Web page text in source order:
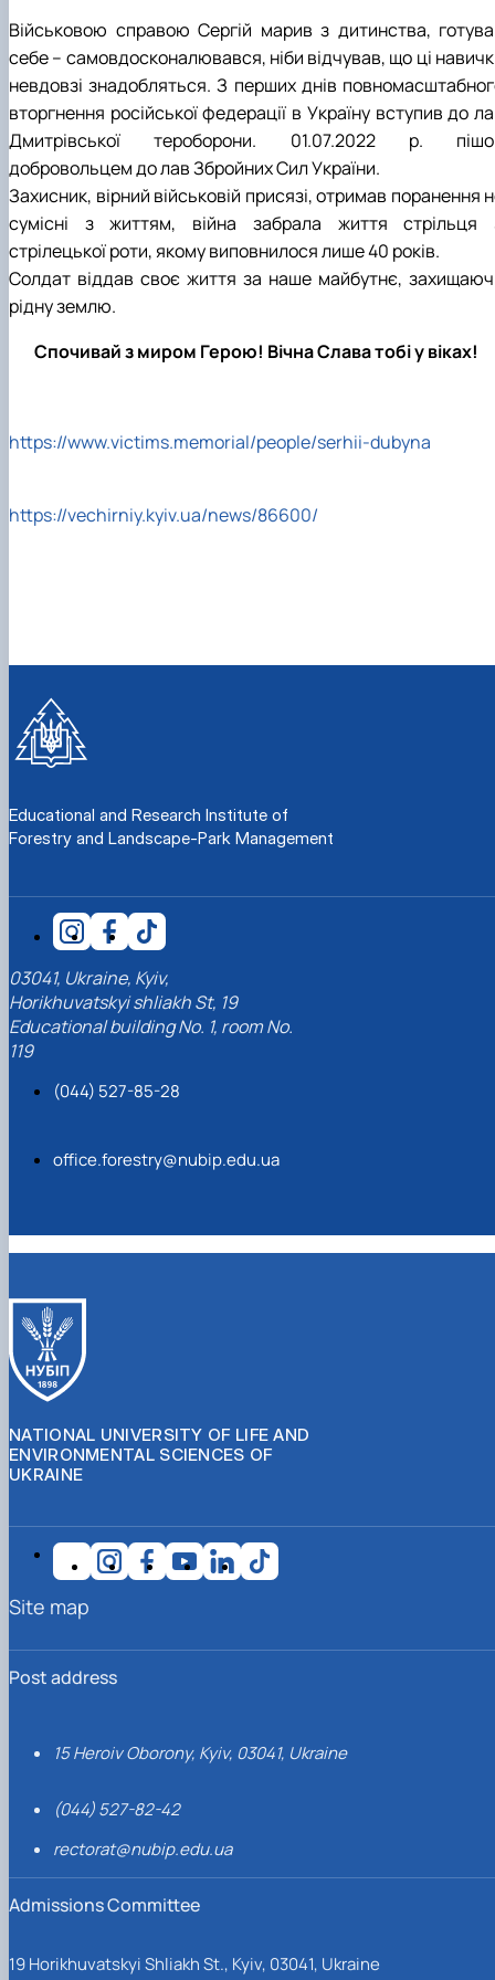
КОРЕНЬ Володимир Анатолійович
- 08.02.2025 р.), випускник 2013 рок…
ЛАЗЕБНИК Іван Вікторович (25.02.1993 -
17.09.2023 р.), випускник 2019 року, спі…
ЛЕВЧЕНКО Валентин Віталійович
19.07.2022 р.), студент 1-го курсу …
ЛІЧНИЙ Юрій Русланович (06.05.1996 -
15.12.2024 р.), випускник 2019 року.
МИКУЛІЧ Богдан Олексійович (07.08.1991
-12.07.2023 р.), випускник 2013 року.
МИРОНЕНКО Михайло Вікторович
- 24.05.2024 р.), випускник 1999 року.
рок…
- 24.08.2022 р.), випускник 2011 року.
СЕРГА Петро Грирорович (18.06.1999 -
ШЕВЧЕНКО Володимир В’ячеславович
(30.06.1965 - 03.2022 р.), випускник 1992 року.
18.12.2022 р.), випускник 1996 року.
Військовою справою Сергій марив з дитинства,
себе – самовдосконалювався, ніби відчував, що ці
невдовзі знадобляться. З перших днів
вторгнення російської федерації в Україну вступив до
Дмитрівської тероборони. 01.07.2022 р.
добровольцем до лав Збройних Сил України.
Захисник, вірний військовій присязі, отримав поранення
сумісні з життям, війна забрала життя стрільця
стрілецької роти, якому виповнилося лише 40 років.
Солдат віддав своє життя за наше майбутнє,
рідну землю.
Спочивай з миром Герою! Вічна Слава тобі у віках!
https://www.victims.memorial/people/serhii-dubyna
https://vechirniy.kyiv.ua/news/86600/
Educational and Research Institute of
Forestry and Landscape-Park Management
03041, Ukraine, Kyiv,
Horikhuvatskyi shliakh St, 19
Educational building No. 1, room No.
119
(044) 527-85-28
office.forestry@nubip.edu.ua
NATIONAL UNIVERSITY OF LIFE AND
ENVIRONMENTAL SCIENCES OF
UKRAINE
Post address
15 Heroiv Oborony, Kyiv, 03041, Ukraine
(044) 527-82-42
rectorat@nubip.edu.ua
Admissions Committee
19 Horikhuvatskyi Shliakh St., Kyiv, 03041, Ukraine
Site map